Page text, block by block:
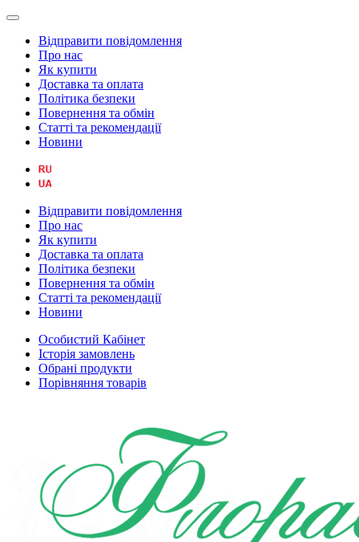
Відправити повідомлення
Про нас
Як купити
Доставка та оплата
Політика безпеки
Повернення та обмін
Статті та рекомендації
Новини
Відправити повідомлення
Про нас
Як купити
Доставка та оплата
Політика безпеки
Повернення та обмін
Статті та рекомендації
Новини
Особистий Кабінет
Історія замовлень
Обрані продукти
Порівняння товарів